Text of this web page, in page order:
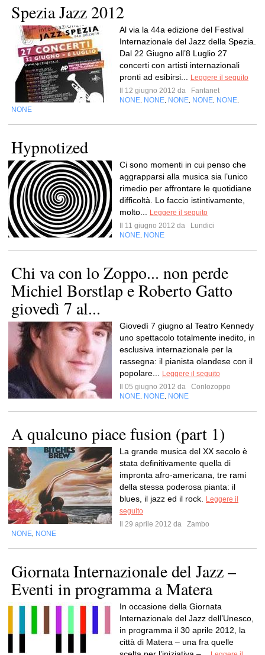
Spezia Jazz 2012
Al via la 44a edizione del Festival
Internazionale del Jazz della Spezia.
Dal 22 Giugno all’8 Luglio 27
concerti con artisti internazionali
pronti ad esibirsi...
Leggere il seguito
Il 12 giugno 2012 da
Fantanet
NONE NONE NONE NONE NONE
NONE
Hypnotized
Ci sono momenti in cui penso che
aggrapparsi alla musica sia l’unico
rimedio per affrontare le quotidiane
difficoltà. Lo faccio istintivamente,
molto...
Leggere il seguito
Il 11 giugno 2012 da
Lundici
NONE NONE
Chi va con lo Zoppo... non perde
Michiel Borstlap e Roberto Gatto
giovedì 7 al...
Giovedì 7 giugno al Teatro Kennedy
uno spettacolo totalmente inedito, in
esclusiva internazionale per la
rassegna: il pianista olandese con il
popolare...
Leggere il seguito
Il 05 giugno 2012 da
Conlozoppo
NONE NONE NONE
A qualcuno piace fusion (part 1)
La grande musica del XX secolo è
stata definitivamente quella di
impronta afro-americana, tre rami
della stessa poderosa pianta: il
blues, il jazz ed il rock.
Leggere il
seguito
Il 29 aprile 2012 da
Zambo
NONE NONE
Giornata Internazionale del Jazz –
Eventi in programma a Matera
In occasione della Giornata
Internazionale del Jazz dell’Unesco,
in programma il 30 aprile 2012, la
città di Matera – una fra quelle